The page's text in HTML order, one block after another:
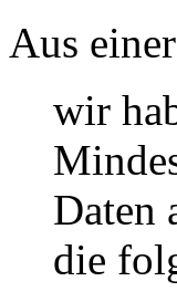
Aus
wir
Daten
die